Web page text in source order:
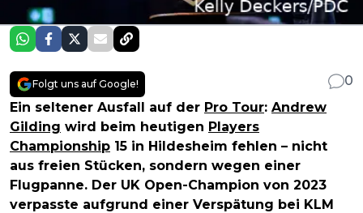
Folgt uns auf Google!
0
Ein seltener Ausfall auf der Pro Tour: Andrew
Gilding wird beim heutigen Players
Championship 15 in Hildesheim fehlen – nicht
aus freien Stücken, sondern wegen einer
Flugpanne. Der UK Open-Champion von 2023
verpasste aufgrund einer Verspätung bei KLM